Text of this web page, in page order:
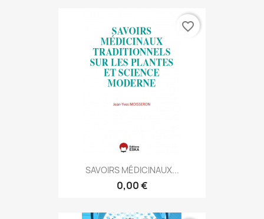
SAVOIRS MÉDICINAUX...
0,00 €
favorite_border